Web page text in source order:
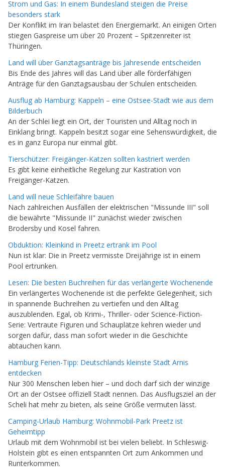
Strom und Gas: In einem Bundesland steigen die Preise
besonders stark
Der Konflikt im Iran belastet den Energiemarkt. An einigen Orten
stiegen Gaspreise um über 20 Prozent – Spitzenreiter ist
Thüringen.
Land will über Ganztagsanträge bis Jahresende entscheiden
Bis Ende des Jahres will das Land über alle förderfähigen
Anträge für den Ganztagsausbau der Schulen entscheiden.
Ausflug ab Hamburg: Kappeln – eine Ostsee-Stadt wie aus dem
Bilderbuch
An der Schlei liegt ein Ort, der Touristen und Alltag noch in
Einklang bringt. Kappeln besitzt sogar eine Sehenswürdigkeit, die
es in ganz Europa nur einmal gibt.
Tierschützer: Freigänger-Katzen sollten kastriert werden
Es gibt keine einheitliche Regelung zur Kastration von
Freigänger-Katzen.
Land will neue Schleifähre bauen
Nach zahlreichen Ausfällen der elektrischen "Missunde III" soll
die bewährte "Missunde II" zunächst wieder zwischen
Brodersby und Kosel fahren.
Obduktion: Kleinkind in Preetz ertrank im Pool
Nun ist klar: Die in Preetz vermisste Dreijährige ist in einem
Pool ertrunken.
Lesen: Die besten Buchreihen für das verlängerte Wochenende
Ein verlängertes Wochenende ist die perfekte Gelegenheit, sich
in spannende Buchreihen zu vertiefen und den Alltag
auszublenden. Egal, ob Krimi-, Thriller- oder Science-Fiction-
Serie: Vertraute Figuren und Schauplätze kehren wieder und
sorgen dafür, dass man sofort wieder in die Geschichte
abtauchen kann.
Hamburg Ferien-Tipp: Deutschlands kleinste Stadt Arnis
entdecken
Nur 300 Menschen leben hier – und doch darf sich der winzige
Ort an der Ostsee offiziell Stadt nennen. Das Ausflugsziel an der
Scheli hat mehr zu bieten, als seine Größe vermuten lässt.
Camping-Urlaub Hamburg: Wohnmobil-Park Preetz ist
Geheimtipp
Urlaub mit dem Wohnmobil ist bei vielen beliebt. In Schleswig-
Holstein gibt es einen entspannten Ort zum Ankommen und
Runterkommen.